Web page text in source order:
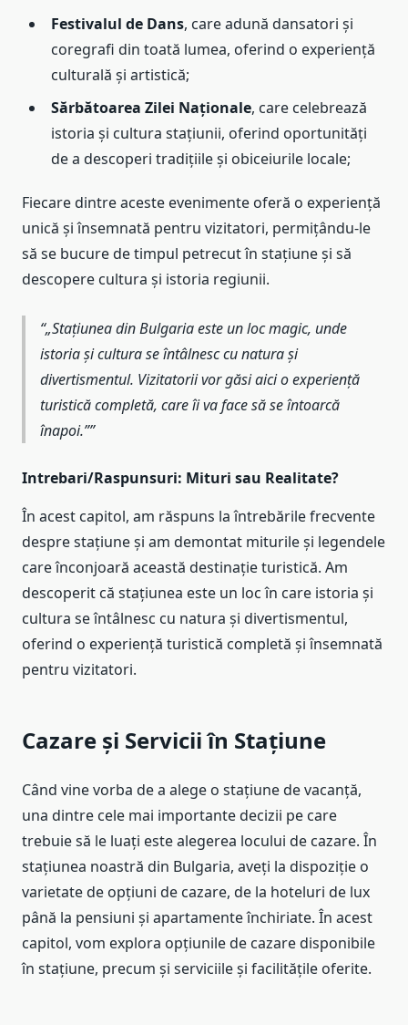
Festivalul de Dans, care adună dansatori și
coregrafi din toată lumea, oferind o experiență
culturală și artistică;
Sărbătoarea Zilei Naționale, care celebrează
istoria și cultura stațiunii, oferind oportunități
de a descoperi tradițiile și obiceiurile locale;
Fiecare dintre aceste evenimente oferă o experiență
unică și însemnată pentru vizitatori, permițându-le
să se bucure de timpul petrecut în stațiune și să
descopere cultura și istoria regiunii.
„Stațiunea din Bulgaria este un loc magic, unde
istoria și cultura se întâlnesc cu natura și
divertismentul. Vizitatorii vor găsi aici o experiență
turistică completă, care îi va face să se întoarcă
înapoi.”
Intrebari/Raspunsuri: Mituri sau Realitate?
În acest capitol, am răspuns la întrebările frecvente
despre stațiune și am demontat miturile și legendele
care înconjoară această destinație turistică. Am
descoperit că stațiunea este un loc în care istoria și
cultura se întâlnesc cu natura și divertismentul,
oferind o experiență turistică completă și însemnată
pentru vizitatori.
Cazare și Servicii în Stațiune
Când vine vorba de a alege o stațiune de vacanță,
una dintre cele mai importante decizii pe care
trebuie să le luați este alegerea locului de cazare. În
stațiunea noastră din Bulgaria, aveți la dispoziție o
varietate de opțiuni de cazare, de la hoteluri de lux
până la pensiuni și apartamente închiriate. În acest
capitol, vom explora opțiunile de cazare disponibile
în stațiune, precum și serviciile și facilitățile oferite.